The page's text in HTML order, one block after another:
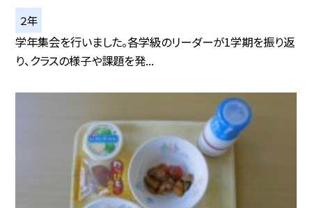
２年
学年集会を行いました。各学級のリーダーが1学期を振り返
り、クラスの様子や課題を発...